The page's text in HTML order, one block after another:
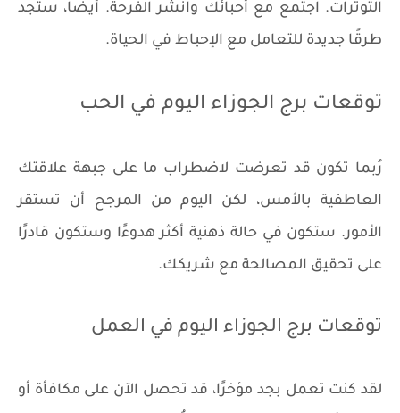
التوترات. اجتمع مع أحبائك وانشر الفرحة. أيضًا، ستجد
طرقًا جديدة للتعامل مع الإحباط في الحياة.
توقعات برج الجوزاء اليوم في الحب
رُبما تكون قد تعرضت لاضطراب ما على جبهة علاقتك
العاطفية بالأمس، لكن اليوم من المرجح أن تستقر
الأمور. ستكون في حالة ذهنية أكثر هدوءًا وستكون قادرًا
على تحقيق المصالحة مع شريكك.
توقعات برج الجوزاء اليوم في العمل
لقد كنت تعمل بجد مؤخرًا، قد تحصل الآن على مكافأة أو